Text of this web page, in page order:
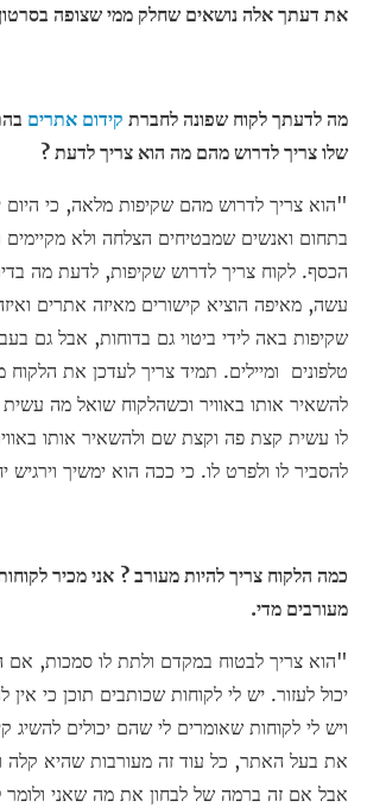
את דעתך אלה נושאים שחלק ממי שצופה בסרטון
מה לדעתך לקוח שפונה לחברת קידום אתרים
שלו צריך לדרוש מהם מה הוא צריך לדעת ?
"הוא צריך לדרוש מהם שקיפות מלאה, כי
בתחום ואנשים שמבטיחים הצלחה ולא
הכסף. לקוח צריך לדרוש שקיפות, לדעת מה
עשה, מאיפה הוציא קישורים מאיזה אתרים
שקיפות באה לידי ביטוי גם בדוחות, אבל גם
טלפונים ומיילים. תמיד צריך לעדכן את הלקוח
להשאיר אותו באוויר וכשהלקוח שואל מה
לו עשית קצת פה וקצת שם ולהשאיר אותו
להסביר לו ולפרט לו. כי ככה הוא ימשיך וירגיש
כמה הלקוח צריך להיות מעורב ? אני מכיר
מעורבים מדי.
"הוא צריך לבטוח במקדם ולתת לו סמכות, אם
יכול לעזור. יש לי לקוחות שכותבים תוכן כי
ויש לי לקוחות שאומרים לי שהם יכולים להשיג
את בעל האתר, כל עוד זה מעורבות שהיא קלה
אבל אם זה ברמה של לבחון את מה שאני